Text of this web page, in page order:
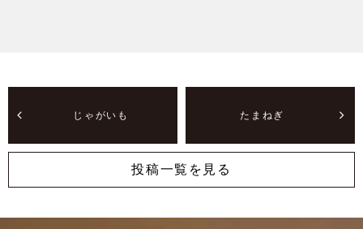
じゃがいも たまねぎ
投稿一覧を見る